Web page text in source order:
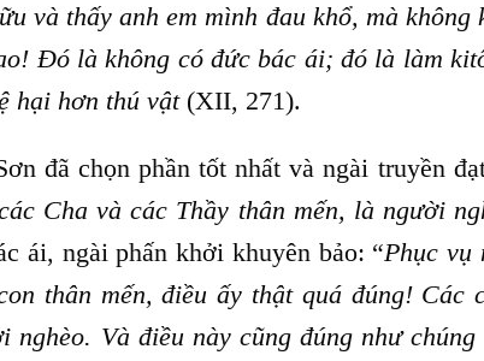
và thấy anh em mình đau khổ, mà
Đó là không có đức bác ái; đó là làm
hại hơn thú vật(XII, 271).
phần tốt nhất và ngài truyền đạt
Cha và các Thầy thân mến, là người
ái, ngài phấn khởi khuyên bảo: “Phục vụ
thân mến, điều ấy thật quá đúng! Các
nghèo. Và điều này cũng đúng như